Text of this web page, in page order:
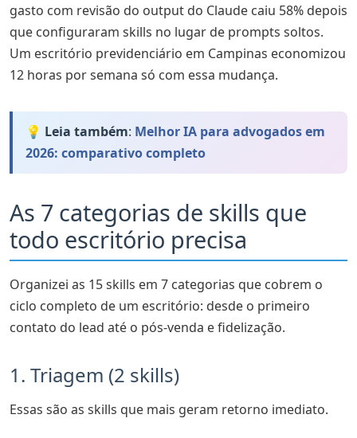
gasto com revisão do output do Claude caiu 58% depois
que configuraram skills no lugar de prompts soltos.
Um escritório previdenciário em Campinas economizou
12 horas por semana só com essa mudança.
💡 Leia também: Melhor IA para advogados em
2026: comparativo completo
As 7 categorias de skills que
todo escritório precisa
Organizei as 15 skills em 7 categorias que cobrem o
ciclo completo de um escritório: desde o primeiro
contato do lead até o pós-venda e fidelização.
1. Triagem (2 skills)
Essas são as skills que mais geram retorno imediato.